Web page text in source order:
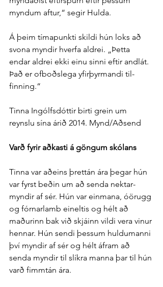
myndum aftur,“ segir Hulda.
Á þeim tíma­punkti skildi hún loks að
svona myndir hverfa aldrei. „Þetta
endar aldrei ekki einu sinni eftir and­lát.
Það er of­boðs­lega yfir­þyrmandi til­
finning.“
Tinna Ingólfsdóttir birti grein um
reynslu sína árið 2014. Mynd/Aðsend
Varð fyrir að­kasti á göngum skólans
Tinna var að­eins þrettán ára þegar hún
var fyrst beðin um að senda nektar­
myndir af sér. Hún var ein­mana, ó­örugg
og fórnar­lamb ein­eltis og hélt að
maðurinn bak við skjáinn vildi vera vinur
hennar. Hún sendi þessum huldu­manni
því myndir af sér og hélt á­fram að
senda myndir til slíkra manna þar til hún
varð fimm­tán ára.